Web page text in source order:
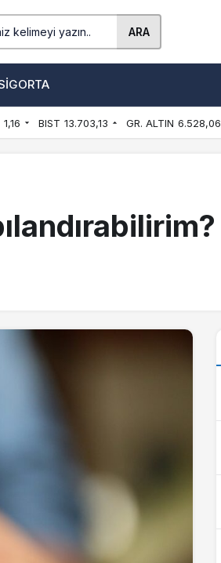
ARA
1,16 BIST 13.703,13 GR. ALTIN 6.528,06